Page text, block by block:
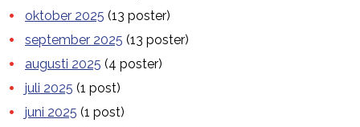
oktober 2025 (13 poster)
september 2025 (13 poster)
augusti 2025 (4 poster)
juli 2025 (1 post)
juni 2025 (1 post)